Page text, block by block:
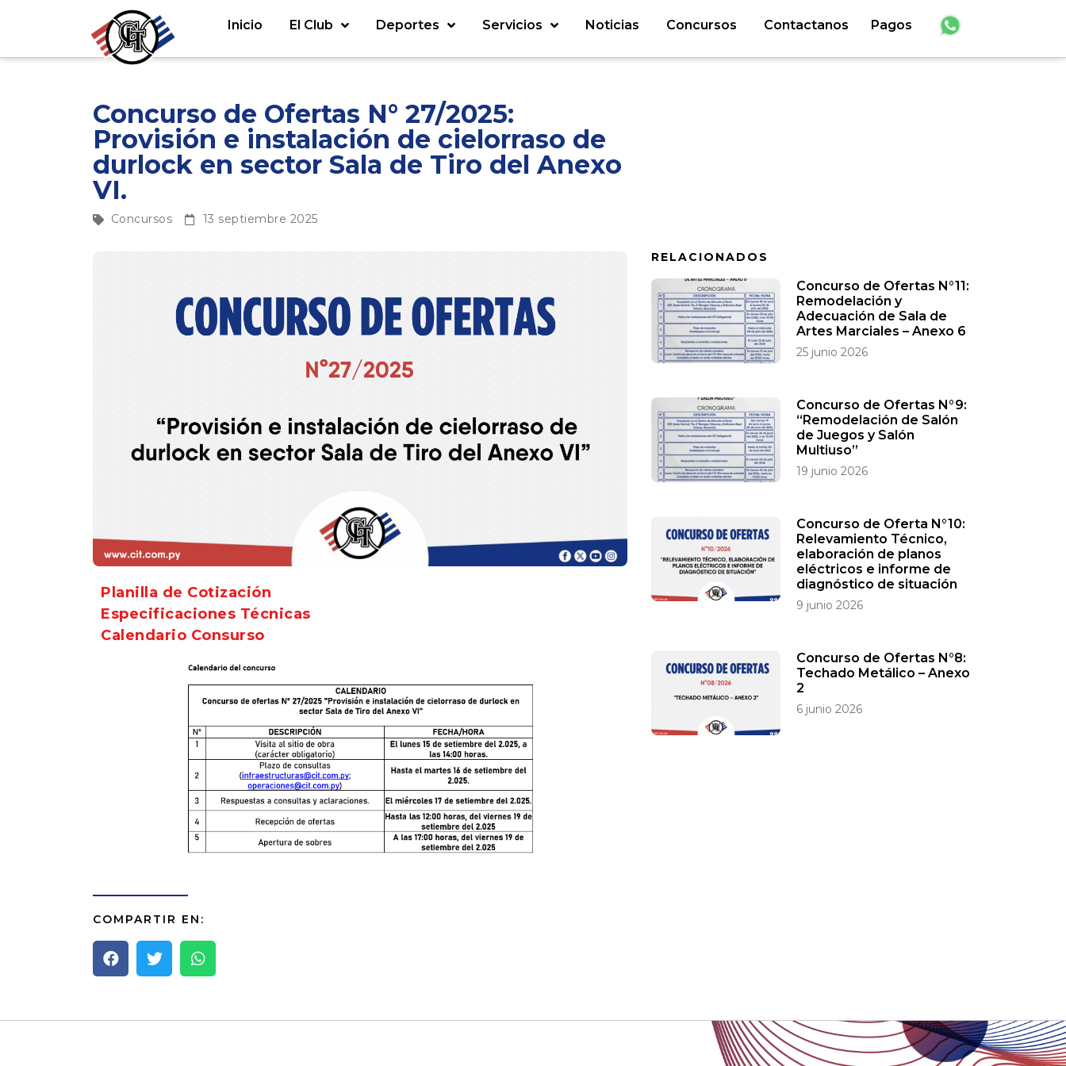
Inicio El Club Deportes Servicios Noticias Concursos Contactanos Pagos
Concurso de Ofertas N° 27/2025:
Provisión e instalación de cielorraso de
durlock en sector Sala de Tiro del Anexo
VI.
Concursos 13 septiembre 2025
Planilla de Cotización
Especificaciones Técnicas
Calendario Consurso
COMPARTIR EN:
RELACIONADOS
Concurso de Ofertas N°11:
Remodelación y
Adecuación de Sala de
Artes Marciales – Anexo 6
25 junio 2026
Concurso de Ofertas N°9:
“Remodelación de Salón
de Juegos y Salón
Multiuso”
19 junio 2026
Concurso de Oferta N°10:
Relevamiento Técnico,
elaboración de planos
eléctricos e informe de
diagnóstico de situación
9 junio 2026
Concurso de Ofertas N°8:
Techado Metálico – Anexo
2
6 junio 2026